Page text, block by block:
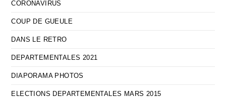
CORONAVIRUS
COUP DE GUEULE
DANS LE RETRO
DEPARTEMENTALES 2021
DIAPORAMA PHOTOS
ELECTIONS DEPARTEMENTALES MARS 2015